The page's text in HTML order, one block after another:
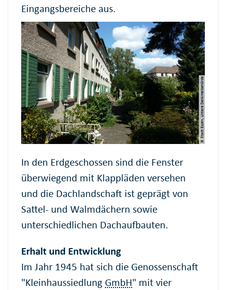
Eingangsbereiche aus.
© Stadt Essen, Untere Denkmalbehörde
In den Erdgeschossen sind die Fenster
überwiegend mit Klappläden versehen
und die Dachlandschaft ist geprägt von
Sattel- und Walmdächern sowie
unterschiedlichen Dachaufbauten.
Erhalt und Entwicklung
Im Jahr 1945 hat sich die Genossenschaft
"Kleinhaussiedlung GmbH" mit vier